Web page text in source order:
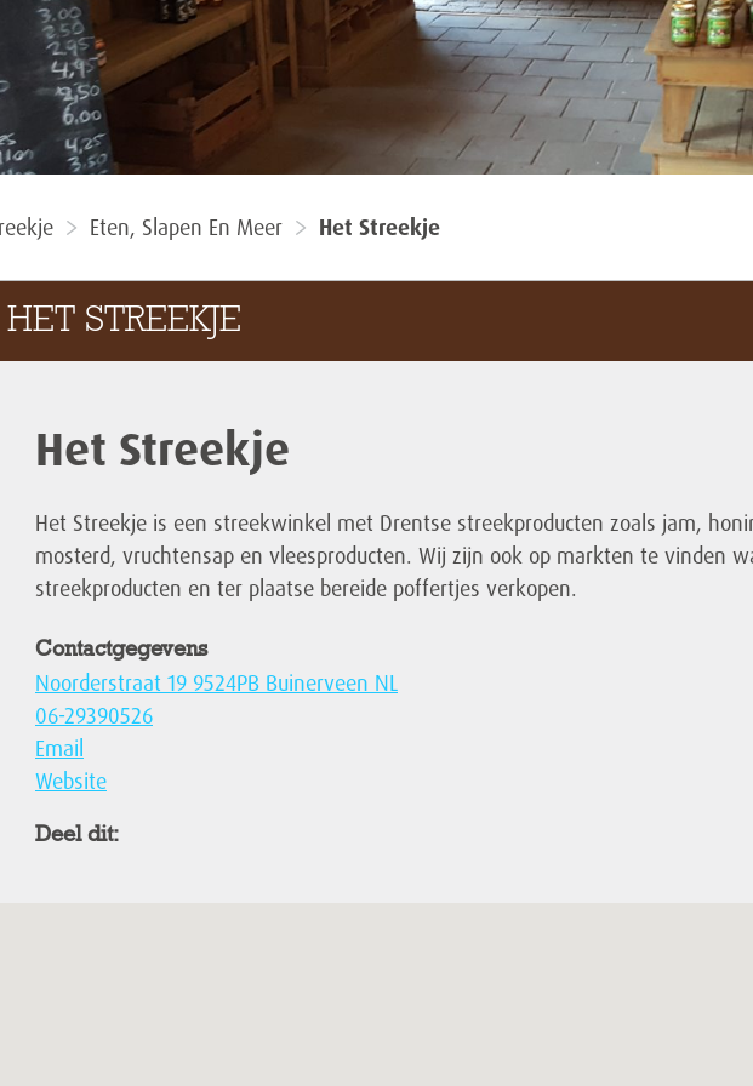
Eten, Slapen En Meer Het Streekje
STREEKJE
Het Streekje
Het Streekje is een streekwinkel met Drentse streekproducten zoals jam,
mosterd, vruchtensap en vleesproducten. Wij zijn ook op markten te vinden
streekproducten en ter plaatse bereide poffertjes verkopen.
Contactgegevens
Noorderstraat 19 9524PB Buinerveen NL
06-29390526
Email
Website
Deel dit: